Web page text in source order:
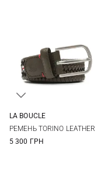
LA BOUCLE
РЕМЕНЬ TORINO LEATHER
5 300 ГРН